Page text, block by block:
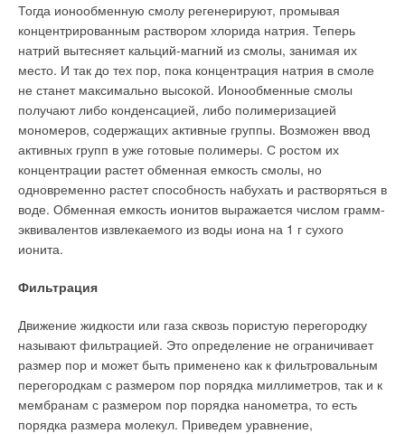
Тогда ионообменную смолу регенерируют, промывая
концентрированным раствором хлорида натрия. Теперь
натрий вытесняет кальций-магний из смолы, занимая их
место. И так до тех пор, пока концентрация натрия в смоле
не станет максимально высокой. Ионообменные смолы
получают либо конденсацией, либо полимеризацией
мономеров, содержащих активные группы. Возможен ввод
активных групп в уже готовые полимеры. С ростом их
концентрации растет обменная емкость смолы, но
одновременно растет способность набухать и растворяться в
воде. Обменная емкость ионитов выражается числом грамм-
эквивалентов извлекаемого из воды иона на 1 г сухого
ионита.
Фильтрация
Движение жидкости или газа сквозь пористую перегородку
называют фильтрацией. Это определение не ограничивает
размер пор и может быть применено как к фильтровальным
перегородкам с размером пор порядка миллиметров, так и к
мембранам с размером пор порядка нанометра, то есть
порядка размера молекул. Приведем уравнение,